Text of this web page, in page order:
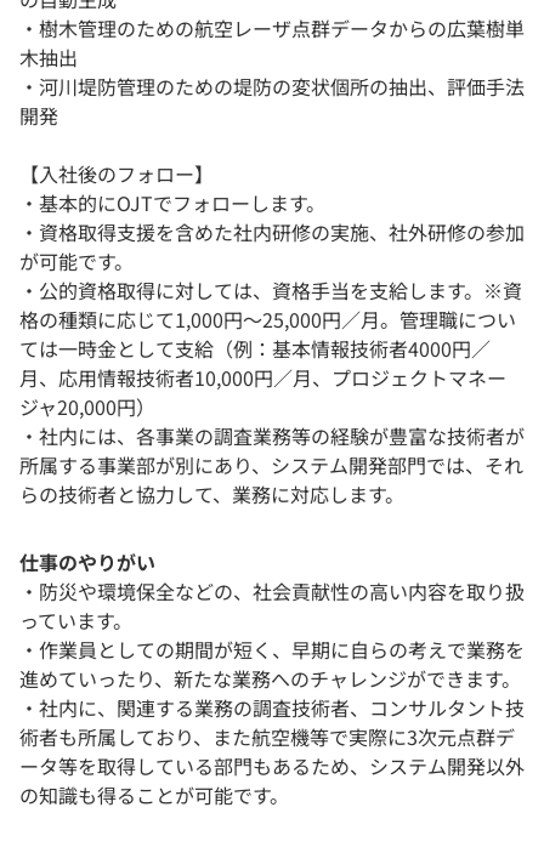
・樹木管理のための航空レーザ点群データからの広葉樹単
木抽出
・河川堤防管理のための堤防の変状個所の抽出、評価手法
開発
【入社後のフォロー】
・基本的にOJTでフォローします。
・資格取得支援を含めた社内研修の実施、社外研修の参加
が可能です。
・公的資格取得に対しては、資格手当を支給します。※資
格の種類に応じて1,000円～25,000円／月。管理職につい
ては一時金として支給（例：基本情報技術者4000円／
月、応用情報技術者10,000円／月、プロジェクトマネー
ジャ20,000円）
・社内には、各事業の調査業務等の経験が豊富な技術者が
所属する事業部が別にあり、システム開発部門では、それ
らの技術者と協力して、業務に対応します。
仕事のやりがい
・防災や環境保全などの、社会貢献性の高い内容を取り扱
っています。
・作業員としての期間が短く、早期に自らの考えで業務を
進めていったり、新たな業務へのチャレンジができます。
・社内に、関連する業務の調査技術者、コンサルタント技
術者も所属しており、また航空機等で実際に3次元点群デ
ータ等を取得している部門もあるため、システム開発以外
の知識も得ることが可能です。